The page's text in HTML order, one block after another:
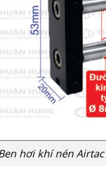
hơi khí nén Airtac